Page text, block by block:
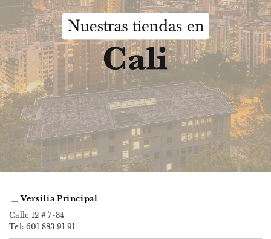
Versilia Principal
Calle 12 # 7-34
Tel: 601 883 91 91